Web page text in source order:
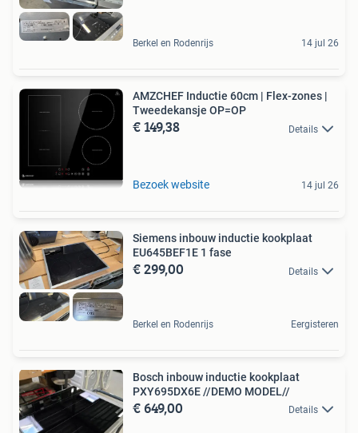
Berkel en Rodenrijs 14 jul 26
AMZCHEF Inductie 60cm | Flex-zones |
Tweedekansje OP=OP
€ 149,38 Details
Bezoek website 14 jul 26
Siemens inbouw inductie kookplaat
EU645BEF1E 1 fase
€ 299,00 Details
Berkel en Rodenrijs Eergisteren
Bosch inbouw inductie kookplaat
PXY695DX6E //DEMO MODEL//
€ 649,00 Details